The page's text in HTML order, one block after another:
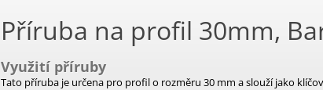
Příruba na profil 30mm,
Využití příruby
Tato příruba je určena pro profil o rozměru 30 mm a slouží jako